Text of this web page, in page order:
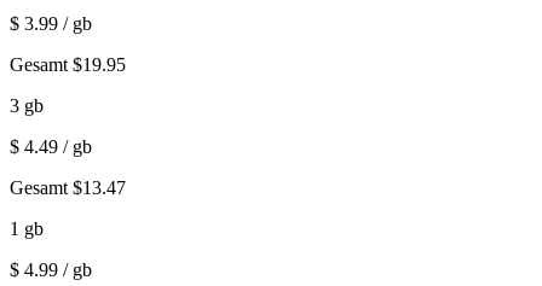
$ 3.99 / gb
Gesamt $19.95
3 gb
$ 4.49 / gb
Gesamt $13.47
1 gb
$ 4.99 / gb